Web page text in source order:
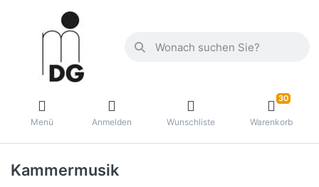
Menü Anmelden Wunschliste
30
Warenkorb
Kammermusik